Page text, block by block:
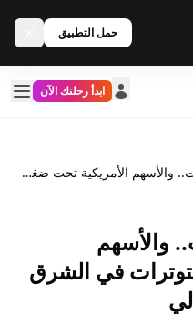
حمل التطبيق
ابدأ رحلتك الآن
ناسداك يقود التراجعات.. والأسهم الأمريكية تحت ضغط التوترات في الشرق الأوسط وترقب الفيدرالي
والأسهم
في الشرق